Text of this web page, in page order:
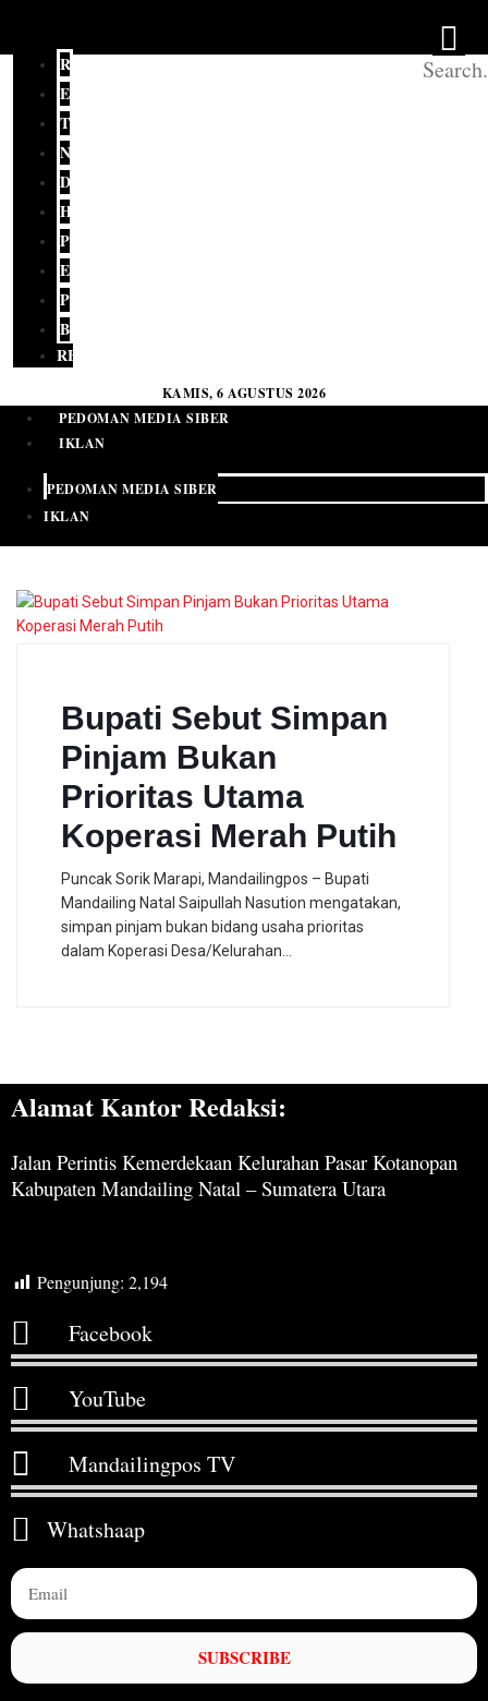
REDAKSI
EDITORIAL
TERKINI
NASIONAL
DAERAH
HUKUM
POLITIK
EKONOMI
PENDIDIKAN
BUDAYA
RELIGI
KAMIS, 6 AGUSTUS 2026
PEDOMAN MEDIA SIBER
IKLAN
PEDOMAN MEDIA SIBER
IKLAN
Bupati Sebut Simpan
Pinjam Bukan
Prioritas Utama
Koperasi Merah Putih
Puncak Sorik Marapi, Mandailingpos – Bupati
Mandailing Natal Saipullah Nasution mengatakan,
simpan pinjam bukan bidang usaha prioritas
dalam Koperasi Desa/Kelurahan…
Alamat Kantor Redaksi:
Jalan Perintis Kemerdekaan Kelurahan Pasar Kotanopan
Kabupaten Mandailing Natal – Sumatera Utara
Pengunjung: 2,194
Facebook
YouTube
Mandailingpos TV
Whatshaap
SUBSCRIBE